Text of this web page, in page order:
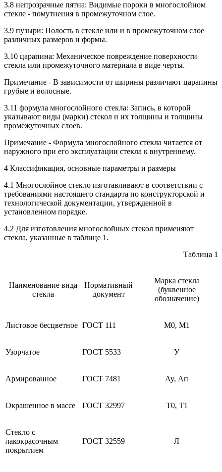
3.8 непрозрачные пятна: Видимые пороки в многослойном
стекле - помутнения в промежуточном слое.
3.9 пузыри: Полость в стекле или и в промежуточном слое
различных размеров и формы.
3.10 царапина: Механическое повреждение поверхности
стекла или промежуточного материала в виде черты.
Примечание - В зависимости от ширины различают царапины
грубые и волосные.
3.11 формула многослойного стекла: Запись, в которой
указывают виды (марки) стекол и их толщины и толщины
промежуточных слоев.
Примечание - Формула многослойного стекла читается от
наружного при его эксплуатации стекла к внутреннему.
4 Классификация, основные параметры и размеры
4.1 Многослойное стекло изготавливают в соответствии с
требованиями настоящего стандарта по конструкторской и
технологической документации, утвержденной в
установленном порядке.
4.2 Для изготовления многослойных стекол применяют
стекла, указанные в таблице 1.
Таблица 1
Наименование вида
стекла
Нормативный
документ
Марка стекла
(буквенное
обозначение)
Листовое бесцветное ГОСТ 111 М0, M1
Узорчатое ГОСТ 5533 У
Армированное ГОСТ 7481 Ay, Ап
Окрашенное в массе ГОСТ 32997 Т0, Т1
Стекло с
лакокрасочным
покрытием
ГОСТ 32559 Л